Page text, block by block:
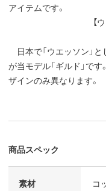
アイテムです。
【
日本で「ウエッソン」
が当モデル「ギルド」で
ザインのみ異なります。
商品スペック
素材 コ